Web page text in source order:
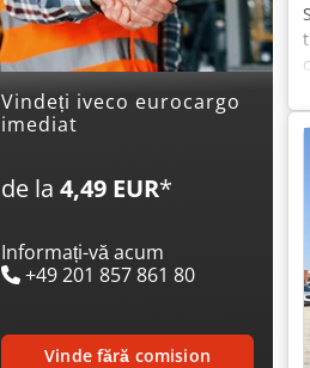
Vindeți iveco eurocargo
imediat
de la 4,49 EUR*
Informați-vă acum
+49 201 857 861 80
vinde fără comision